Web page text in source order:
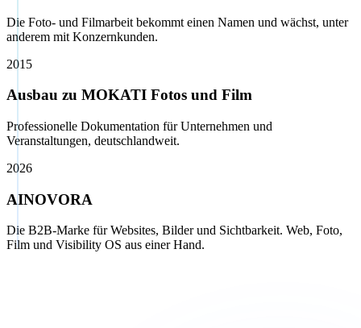
Die Foto- und Filmarbeit bekommt einen Namen und wächst, unter
anderem mit Konzernkunden.
2015
Ausbau zu MOKATI Fotos und Film
Professionelle Dokumentation für Unternehmen und
Veranstaltungen, deutschlandweit.
2026
AINOVORA
Die B2B-Marke für Websites, Bilder und Sichtbarkeit. Web, Foto,
Film und Visibility OS aus einer Hand.